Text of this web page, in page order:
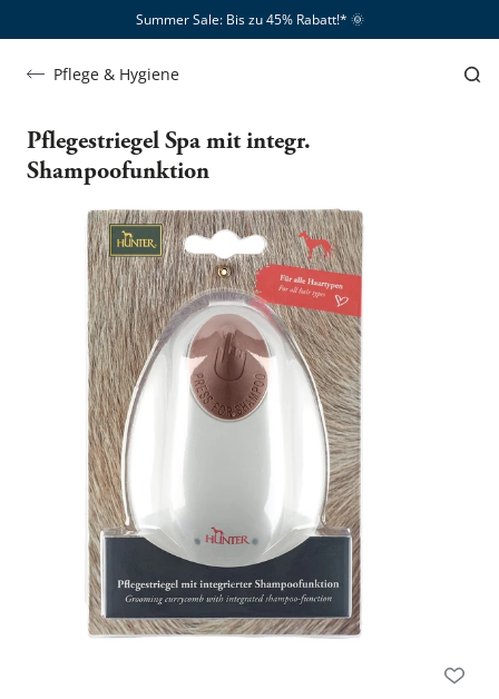
Summer Sale: Bis zu 45% Rabatt!*​ 🌞
Pflege & Hygiene
Pflegestriegel Spa mit integr.
Shampoofunktion